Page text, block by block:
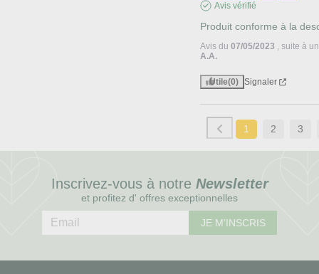
Avis vérifié
Produit conforme à la
Avis du07/05/2023 , suite à
A.A.
Utile(0) Signaler
1 2 3
Inscrivez-vous à notre Newsletter
et profitez d' offres exceptionnelles
JE M'INSCRIS